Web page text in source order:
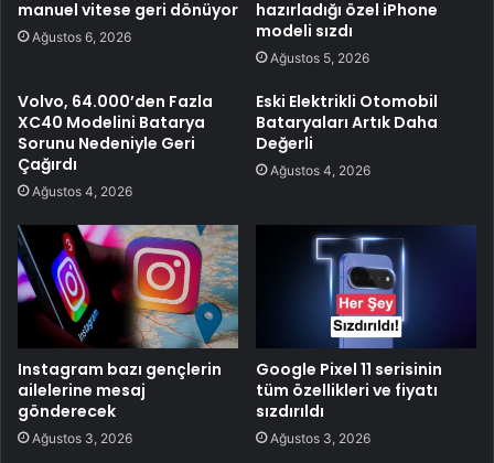
manuel vitese geri dönüyor
Ağustos 6, 2026
hazırladığı özel iPhone
modeli sızdı
Ağustos 5, 2026
Volvo, 64.000’den Fazla
XC40 Modelini Batarya
Sorunu Nedeniyle Geri
Çağırdı
Ağustos 4, 2026
Eski Elektrikli Otomobil
Bataryaları Artık Daha
Değerli
Ağustos 4, 2026
Instagram bazı gençlerin
ailelerine mesaj
gönderecek
Ağustos 3, 2026
Google Pixel 11 serisinin
tüm özellikleri ve fiyatı
sızdırıldı
Ağustos 3, 2026